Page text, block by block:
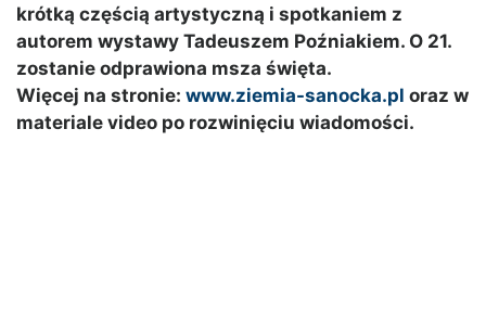
krótką częścią artystyczną i spotkaniem z
autorem wystawy Tadeuszem Poźniakiem. O 21.
zostanie odprawiona msza święta.
Więcej na stronie: www.ziemia-sanocka.pl oraz w
materiale video po rozwinięciu wiadomości.